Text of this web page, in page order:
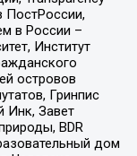
ПостРоссии,
в России –
Институт
островов
Гринпис
Инк, Завет
BDR
дом